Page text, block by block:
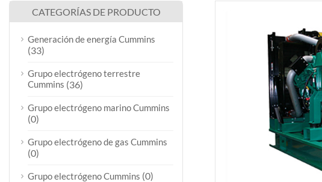
CATEGORÍAS DE PRODUCTO
Generación de energía Cummins
(33)
Grupo electrógeno terrestre
Cummins (36)
Grupo electrógeno marino Cummins
(0)
Grupo electrógeno de gas Cummins
(0)
Grupo electrógeno Cummins (0)